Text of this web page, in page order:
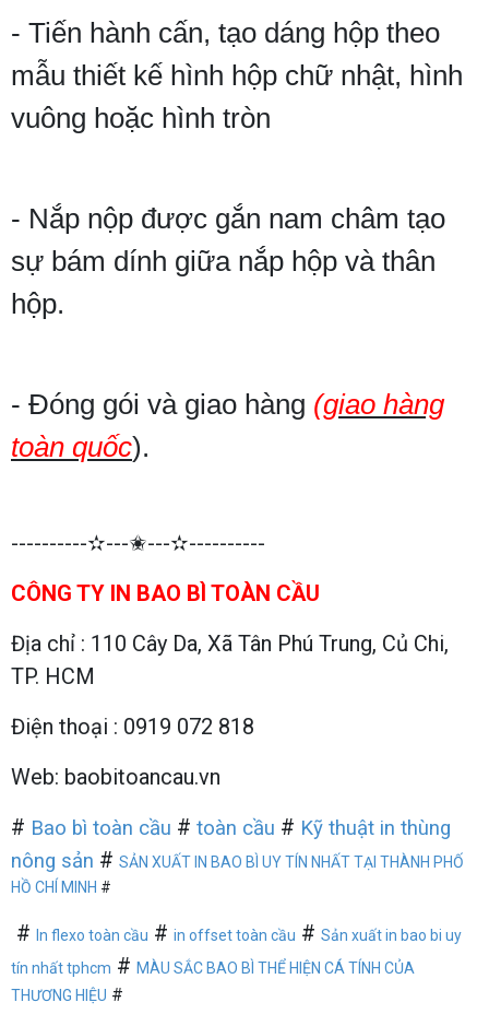
- Tiến hành cấn, tạo dáng hộp theo
mẫu thiết kế hình hộp chữ nhật, hình
vuông hoặc hình tròn
- Nắp nộp được gắn nam châm tạo
sự bám dính giữa nắp hộp và thân
hộp.
- Đóng gói và giao hàng (giao hàng
toàn quốc).
----------✫---✬---✫----------
CÔNG TY IN BAO BÌ TOÀN CẦU
Địa chỉ : 110 Cây Da, Xã Tân Phú Trung, Củ Chi,
TP. HCM
Điện thoại : 0919 072 818
Web: baobitoancau.vn
# Bao bì toàn cầu # toàn cầu # Kỹ thuật in thùng
nông sản # SẢN XUẤT IN BAO BÌ UY TÍN NHẤT TẠI THÀNH PHỐ
HỒ CHÍ MINH #
# In flexo toàn cầu # in offset toàn cầu # Sản xuất in bao bi uy
tín nhất tphcm # MÀU SẮC BAO BÌ THỂ HIỆN CÁ TÍNH CỦA
THƯƠNG HIỆU #